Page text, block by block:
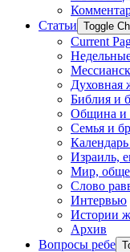
Статьи Toggle
Current
Духовная
Библия и
Община и
Семья и
Израиль,
Мир,
Слово
Интервью
Истории
Архив
Вопросы ребе